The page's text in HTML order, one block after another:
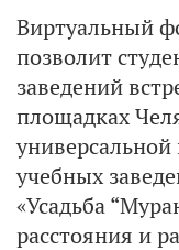
Виртуальный
позволит
заведений
площадках
учебных
«Усадьба
расстояния и